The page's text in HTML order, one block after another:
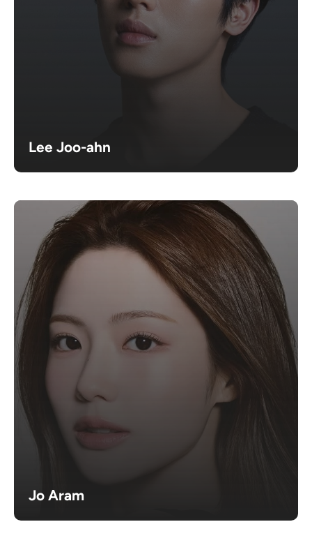
Lee Joo-ahn
Jo Aram